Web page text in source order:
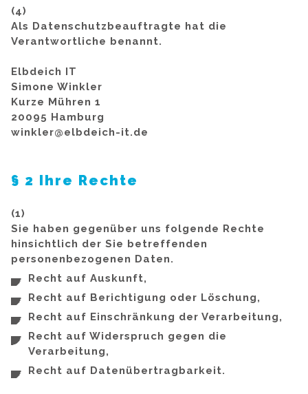
(4)
Als Datenschutzbeauftragte hat die
Verantwortliche benannt.
Elbdeich IT
Simone Winkler
Kurze Mühren 1
20095 Hamburg
winkler@elbdeich-it.de
§ 2 Ihre Rechte
(1)
Sie haben gegenüber uns folgende Rechte
hinsichtlich der Sie betreffenden
personenbezogenen Daten.
Recht auf Auskunft,
Recht auf Berichtigung oder Löschung,
Recht auf Einschränkung der Verarbeitung,
Recht auf Widerspruch gegen die
Verarbeitung,
Recht auf Datenübertragbarkeit.